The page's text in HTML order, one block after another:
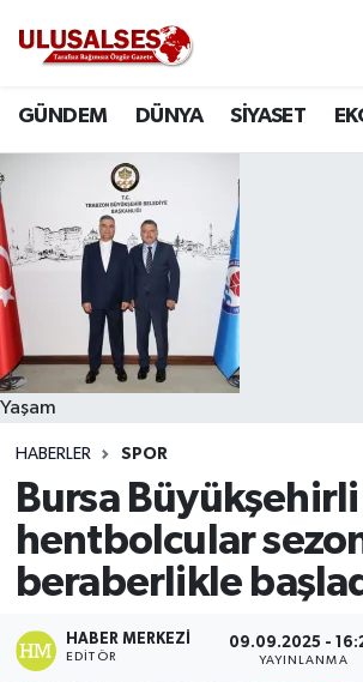
GÜNDEM DÜNYA SİYASET
Yaşam
HABERLER SPOR
Bursa Büyükşehirli
hentbolcular
beraberlikle
HABER MERKEZI
EDITÖR
09.09.2025 -
YAYINLANMA
DÜNYA
SİYASET
EKONOMİ
EĞİTİM
SAĞLIK
MAGAZİN
SPOR
Trafik Durumu
Süper Lig Puan Durumu ve
Tüm Manşetler
Son Dakika Haberleri
Haber Arşivi